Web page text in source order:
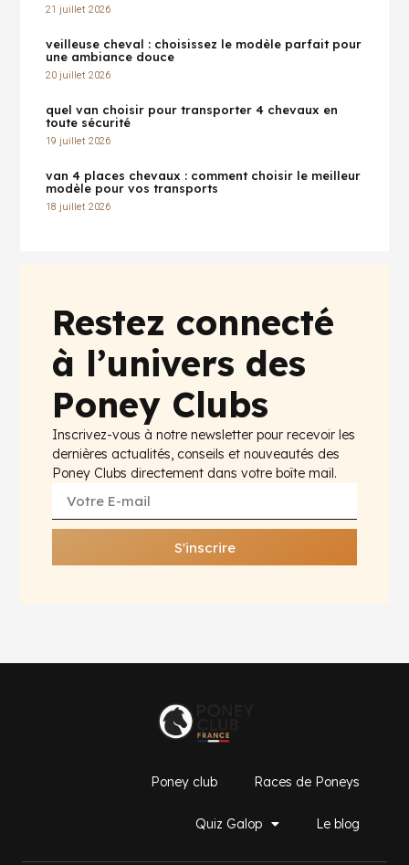
21 juillet 2026
veilleuse cheval : choisissez le modèle parfait pour
une ambiance douce
20 juillet 2026
quel van choisir pour transporter 4 chevaux en
toute sécurité
19 juillet 2026
van 4 places chevaux : comment choisir le meilleur
modèle pour vos transports
18 juillet 2026
Restez connecté
à l’univers des
Poney Clubs
Inscrivez-vous à notre newsletter pour recevoir les
dernières actualités, conseils et nouveautés des
Poney Clubs directement dans votre boîte mail.
S'inscrire
Poney club Races de Poneys
Quiz Galop Le blog